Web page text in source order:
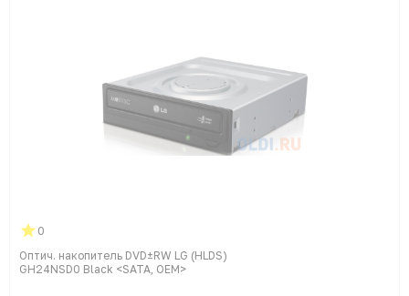
0
Оптич. накопитель DVD±RW LG (HLDS)
GH24NSD0 Black <SATA, OEM>